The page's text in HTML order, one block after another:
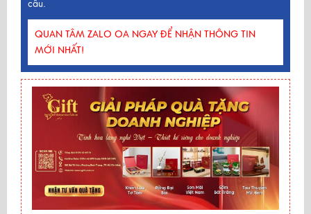
cầu.
QUAN TÂM ZALO OA NGAY ĐỂ NHẬN THÔNG TIN
MỚI NHẤT!